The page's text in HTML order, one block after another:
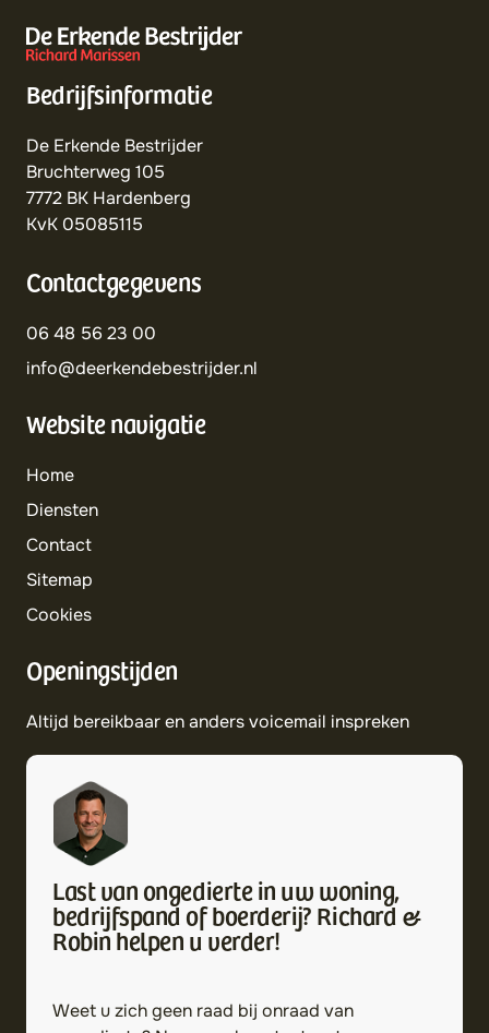
Last van ongedierte in uw woning,
bedrijfspand of boerderij? Richard &
Robin helpen u verder!
Weet u zich geen raad bij onraad van
Bedrijfsinformatie
De Erkende Bestrijder
Bruchterweg 105
7772 BK Hardenberg
KvK 05085115
Contactgegevens
06 48 56 23 00
info@deerkendebestrijder.nl
Website navigatie
Home
Diensten
Contact
Sitemap
Cookies
Openingstijden
Altijd bereikbaar en anders voicemail inspreken